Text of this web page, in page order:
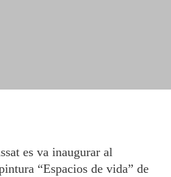
es va inaugurar al
“Espacios de vida” de